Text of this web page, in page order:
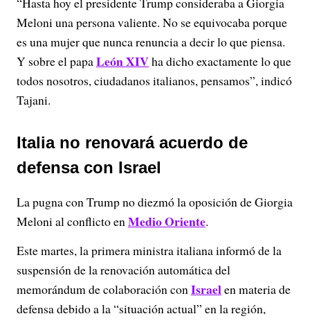
Meloni una persona valiente. No se equivocaba porque
es una mujer que nunca renuncia a decir lo que piensa.
Y sobre el papaLeón XIVha dicho exactamente lo que
todos nosotros, ciudadanos italianos, pensamos”, indicó
Tajani.
Italia no renovará acuerdo de
defensa con Israel
La pugna con Trump no diezmó la oposición de Giorgia
Meloni al conflicto enMedio Oriente.
Este martes, la primera ministra italiana informó de la
suspensión de la renovación automática del
memorándum de colaboración conIsraelen materia de
defensa debido a la “situación actual” en la región,